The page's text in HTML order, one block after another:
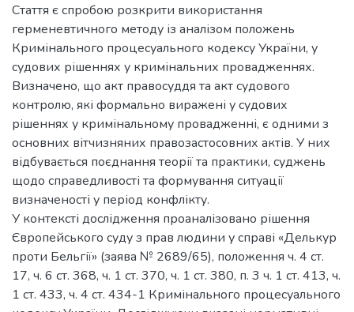
Стаття є спробою розкрити використання
герменевтичного методу із аналізом положень
Кримінального процесуального кодексу України, у
судових рішеннях у кримінальних провадженнях.
Визначено, що акт правосуддя та акт судового
контролю, які формально виражені у судових
рішеннях у кримінальному провадженні, є одними з
основних вітчизняних правозастосовних актів. У них
відбувається поєднання теорії та практики, суджень
щодо справедливості та формування ситуації
визначеності у період конфлікту.
У контексті дослідження проаналізовано рішення
Європейського суду з прав людини у справі «Делькур
проти Бельгії» (заява № 2689/65), положення ч. 4 ст.
17, ч. 6 ст. 368, ч. 1 ст. 370, ч. 1 ст. 380, п. 3 ч. 1 ст. 413, ч.
1 ст. 433, ч. 4 ст. 434-1 Кримінального процесуального